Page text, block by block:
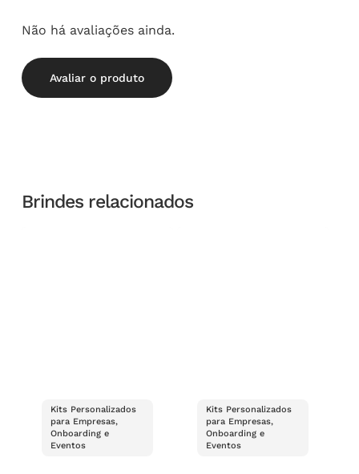
Não há avaliações ainda.
Avaliar o produto
Brindes relacionados
Kits Personalizados
para Empresas,
Onboarding e
Eventos
Kits Personalizados
para Empresas,
Onboarding e
Eventos